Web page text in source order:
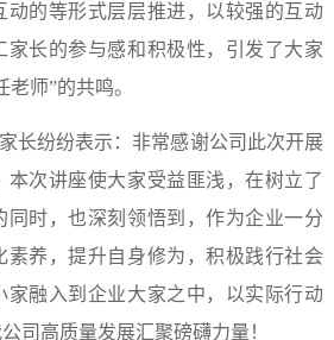
动的等形式层层推进，以较强的互动
家长的参与感和积极性，引发了大家
师”的共鸣。
长纷纷表示：非常感谢公司此次开展
本次讲座使大家受益匪浅，在树立了
同时，也深刻领悟到，作为企业一分
素养，提升自身修为，积极践行社会
家融入到企业大家之中，以实际行动
司高质量发展汇聚磅礴力量！